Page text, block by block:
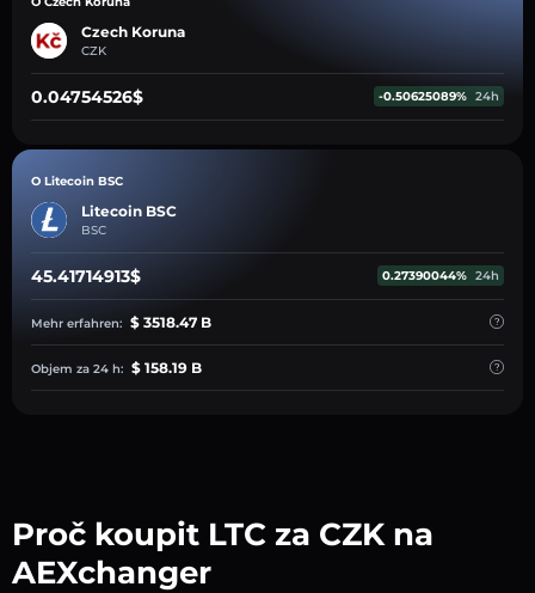
Czech Koruna
CZK
0.04754526$ -0.50625089% 24h
O Litecoin BSC
Litecoin BSC
BSC
45.41714913$ 0.27390044% 24h
Mehr erfahren: $ 3518.47 B
Objem za 24 h: $ 158.19 B
Proč koupit LTC za CZK na
AEXchanger